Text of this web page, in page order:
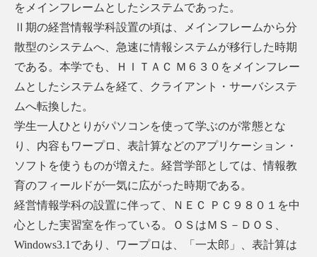
をメインフレームとしたシステムであった。
Ⅱ期の経営情報学科設置の頃は、メインフレームから分
散型のシステムへ、急速に情報システムが移行した時期
である。本学でも、ＨＩＴＡＣ Ｍ６３０をメインフレー
ムとしたシステムを経て、クライアント・サーバシステ
ムへ転換した。
学生一人ひとりがパソコンを使って学ぶのが常態とな
り、内容もワープロ、表計算などのアプリケーション・
ソフトを使うものが増えた。経営学部としては、情報教
育のフィールドが一気に広がった時期である。
経営情報学科の設置に伴って、ＮＥＣ ＰＣ９８０１を中
心とした実習室を作っている。ＯＳはＭＳ－ＤＯＳ、
Windows3.1であり、ワープロは、「一太郎」、表計算は